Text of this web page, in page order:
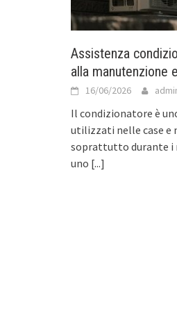
Assistenza
alla manutenzione
16/06/2026
Il condizionatore è
utilizzati nelle case e
soprattutto durante i
uno [...]